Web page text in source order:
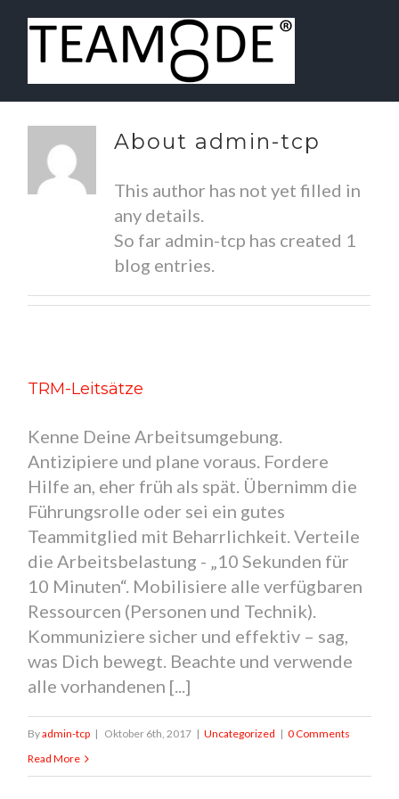
About admin-tcp
This author has not yet filled in
any details.
So far admin-tcp has created 1
blog entries.
TRM-Leitsätze
Kenne Deine Arbeitsumgebung.
Antizipiere und plane voraus. Fordere
Hilfe an, eher früh als spät. Übernimm die
Führungsrolle oder sei ein gutes
Teammitglied mit Beharrlichkeit. Verteile
die Arbeitsbelastung - „10 Sekunden für
10 Minuten“. Mobilisiere alle verfügbaren
Ressourcen (Personen und Technik).
Kommuniziere sicher und effektiv – sag,
was Dich bewegt. Beachte und verwende
alle vorhandenen [...]
Byadmin-tcp | Oktober 6th, 2017 | Uncategorized | 0 Comments
Read More